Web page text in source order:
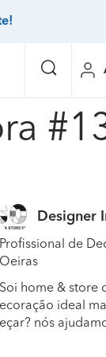
Faz
Gesso
Carpintaria e
Pintura
Canalização
Limpeza
Designer
Profissional de
Oeiras
Soi home & store
ecoração ideal
eçar? nós